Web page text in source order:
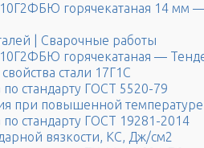
10Г2ФБЮ горячекатаная 14 мм
| Сварочные работы
10Г2ФБЮ горячекатаная —
стали 17Г1С
по стандарту ГОСТ 5520-79
при повышенной температуре
по стандарту ГОСТ 19281-2014
вязкости, KC, Дж/см2